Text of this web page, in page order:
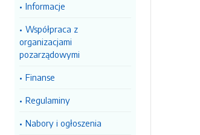
Informacje
Współpraca z
organizacjami
pozarządowymi
Finanse
Regulaminy
Nabory i ogłoszenia